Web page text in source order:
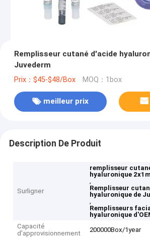
Remplisseur cutané d'acide
Juvederm
Prix：$45-$48/Box MOQ：1box
meilleur prix
Description De Produit
Surligner
remplisseur
hyaluronique
,
Remplisseur
hyaluronique de
,
Remplisseurs
hyaluronique
Capacité
d'approvisionnement
200000Box/1year